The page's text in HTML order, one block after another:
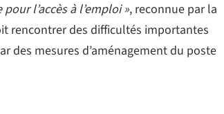
l’accès à l’emploi », reconnue par la
rencontrer des difficultés importantes
des mesures d’aménagement du poste